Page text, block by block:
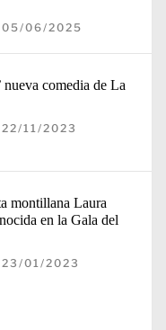
06/2025
comedia de La
11/2023
montillana Laura
en la Gala del
01/2023